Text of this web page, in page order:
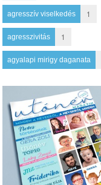
agresszív viselkedés 1
agresszivitás 1
agyalapi mirigy daganata